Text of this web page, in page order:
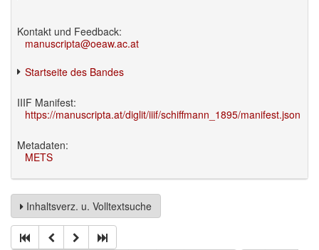
Kontakt und Feedback:
manuscripta@oeaw.ac.at
Startseite des Bandes
IIIF Manifest:
https://manuscripta.at/diglit/iiif/schiffmann_1895/manifest.json
Metadaten:
METS
Inhaltsverz. u. Volltextsuche